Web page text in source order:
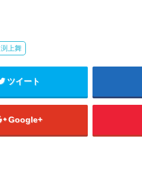
渕上舞
ツイート
Google+